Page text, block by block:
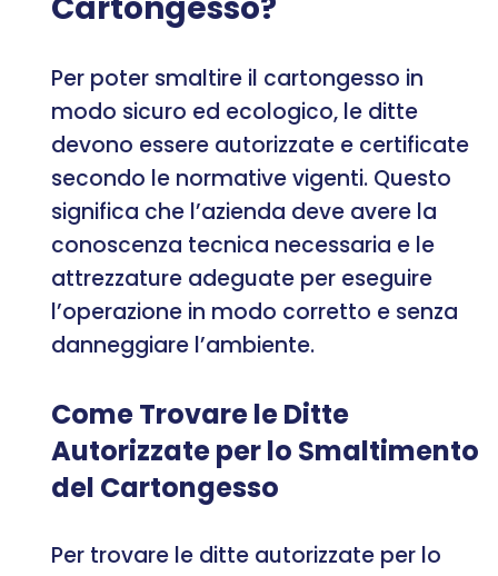
Per poter smaltire il cartongesso in
modo sicuro ed ecologico, le ditte
devono essere autorizzate e certificate
secondo le normative vigenti. Questo
significa che l’azienda deve avere la
conoscenza tecnica necessaria e le
attrezzature adeguate per eseguire
l’operazione in modo corretto e senza
danneggiare l’ambiente.
Come Trovare le Ditte
Autorizzate per lo Smaltimento
del Cartongesso
Per trovare le ditte autorizzate per lo